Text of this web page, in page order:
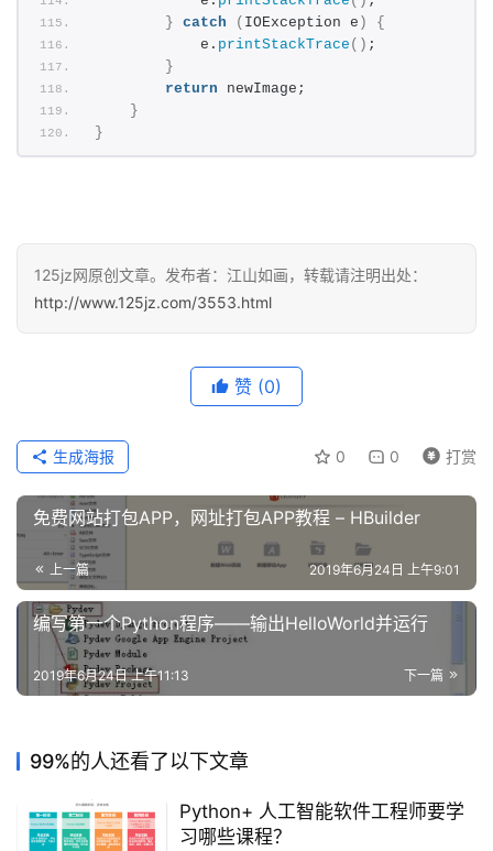
} catch ( IOException e )
{
            e.
printStackTrace () ;
}
return newImage;
}
}
125jz网原创文章。发布者：江山如画，转载请注明出处：
http://www.125jz.com/3553.html
赞 (0)
0 0 打赏
生成海报
免费网站打包APP，网址打包APP教程 – HBuilder
上一篇 2019年6月24日 上午9:01
编写第一个Python程序——输出HelloWorld并运行
下一篇
2019年6月24日 上午11:13
99%的人还看了以下文章
Python+ 人工智能软件工程师要学
习哪些课程？